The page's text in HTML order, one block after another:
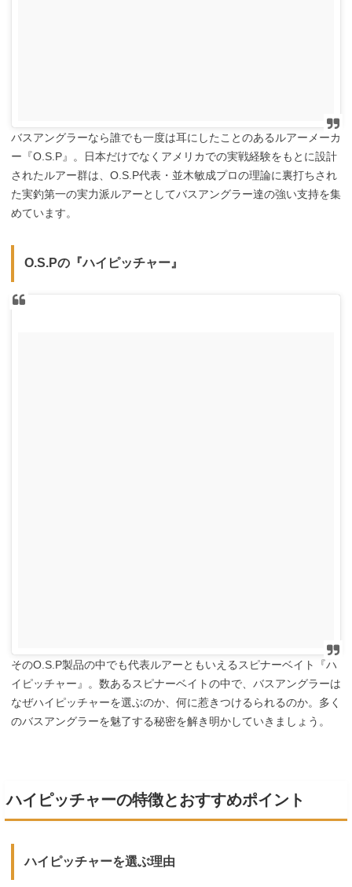
バスアングラーなら誰でも一度は耳にしたことのあるルアーメーカ
ー『O.S.P』。日本だけでなくアメリカでの実戦経験をもとに設計
されたルアー群は、O.S.P代表・並木敏成プロの理論に裏打ちされ
た実釣第一の実力派ルアーとしてバスアングラー達の強い支持を集
めています。
O.S.Pの『ハイピッチャー』
そのO.S.P製品の中でも代表ルアーともいえるスピナーベイト『ハ
イピッチャー』。数あるスピナーベイトの中で、バスアングラーは
なぜハイピッチャーを選ぶのか、何に惹きつけるられるのか。多く
のバスアングラーを魅了する秘密を解き明かしていきましょう。
ハイピッチャーの特徴とおすすめポイント
ハイピッチャーを選ぶ理由